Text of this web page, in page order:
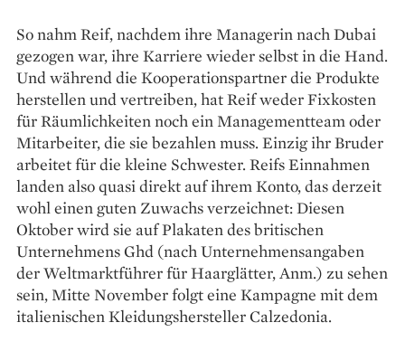
So nahm Reif, nachdem ihre Managerin nach Dubai
gezogen war, ihre Karriere wieder selbst in die Hand.
Und während die Kooperationspartner die Produkte
herstellen und vertreiben, hat Reif weder Fixkosten
für Räumlichkeiten noch ein Managementteam oder
Mitarbeiter, die sie ­bezahlen muss. Einzig ihr Bruder
arbeitet für die kleine Schwester. Reifs Einnahmen
landen also quasi direkt auf ihrem Konto, das derzeit
wohl einen guten Zuwachs verzeichnet: Diesen
Oktober wird sie auf Plakaten des britischen
Unternehmens Ghd (nach Unternehmensangaben
der Weltmarkt­führer für Haarglätter, Anm.) zu sehen
sein, Mitte November folgt eine Kampagne mit dem
italie­nischen Kleidungshersteller Calzedonia.